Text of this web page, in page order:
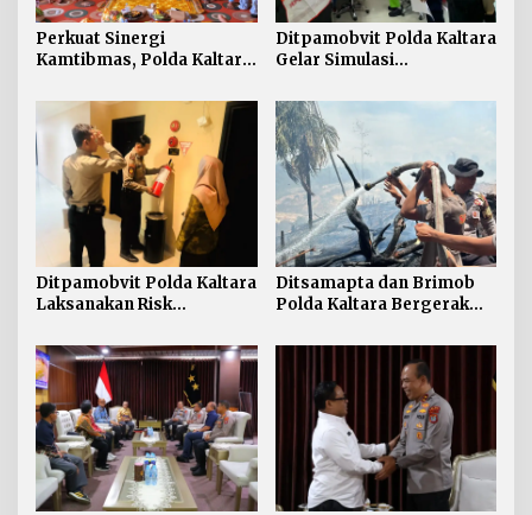
Perkuat Sinergi
Kamtibmas, Polda Kaltara
Bulungan
Ditpamobvit Polda Kaltara
Gelar Simulasi
Kebakaran Tangki V
Minyak di PT Pertamina
TBBM Tarakan
Ditpamobvit Polda Kaltara
Laksanakan Risk
Monaco Tarakan
Ditsamapta dan Brimob
Polda Kaltara Bergerak
Kebakaran Lahan Gambut
2 Hektar di Bulungan